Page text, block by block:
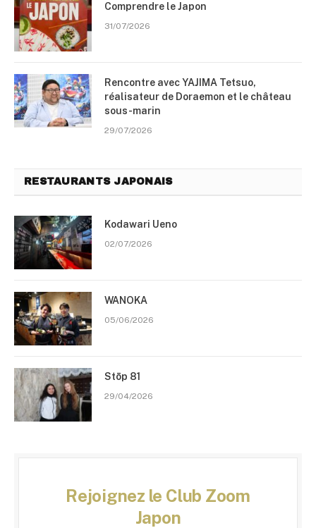
Comprendre le Japon
31/07/2026
Rencontre avec YAJIMA Tetsuo,
réalisateur de Doraemon et le château
sous-marin
29/07/2026
RESTAURANTS JAPONAIS
Kodawari Ueno
02/07/2026
WANOKA
05/06/2026
Stōp 81
29/04/2026
Rejoignez le Club Zoom
Japon